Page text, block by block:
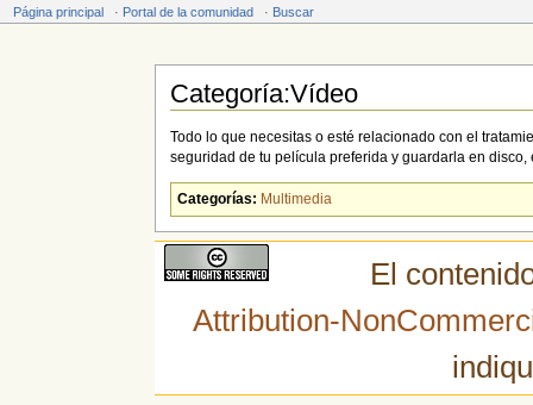
Página principal · Portal de la comunidad · Buscar
Categoría:Vídeo
Todo lo que necesitas o esté relacionado con el
seguridad de tu película preferida y guardarla en
Categorías: Multimedia
El
Attribution-